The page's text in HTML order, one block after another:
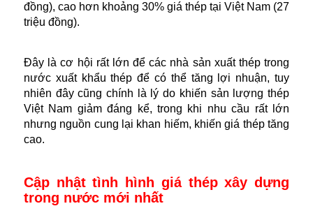
đồng), cao hơn khoảng 30% giá thép tại Việt Nam (27
triệu đồng).
Đây là cơ hội rất lớn để các nhà sản xuất thép trong
nước xuất khẩu thép để có thể tăng lợi nhuận, tuy
nhiên đây cũng chính là lý do khiến sản lượng thép
Việt Nam giảm đáng kể, trong khi nhu cầu rất lớn
nhưng nguồn cung lại khan hiếm, khiến giá thép tăng
cao.
Cập nhật tình hình giá thép xây dựng
trong nước mới nhất